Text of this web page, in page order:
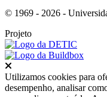
© 1969 - 2026 -
Projeto
Utilizamos cookies para
desempenho, analisar